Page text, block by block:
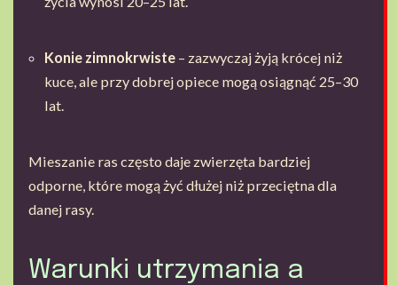
Konie zimnokrwiste – zazwyczaj żyją krócej niż
kuce, ale przy dobrej opiece mogą osiągnąć 25–30
lat.
Mieszanie ras często daje zwierzęta bardziej
odporne, które mogą żyć dłużej niż przeciętna dla
danej rasy.
Warunki utrzymania a